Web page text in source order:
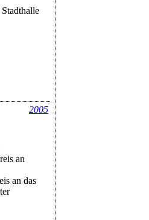
2005
an
an das